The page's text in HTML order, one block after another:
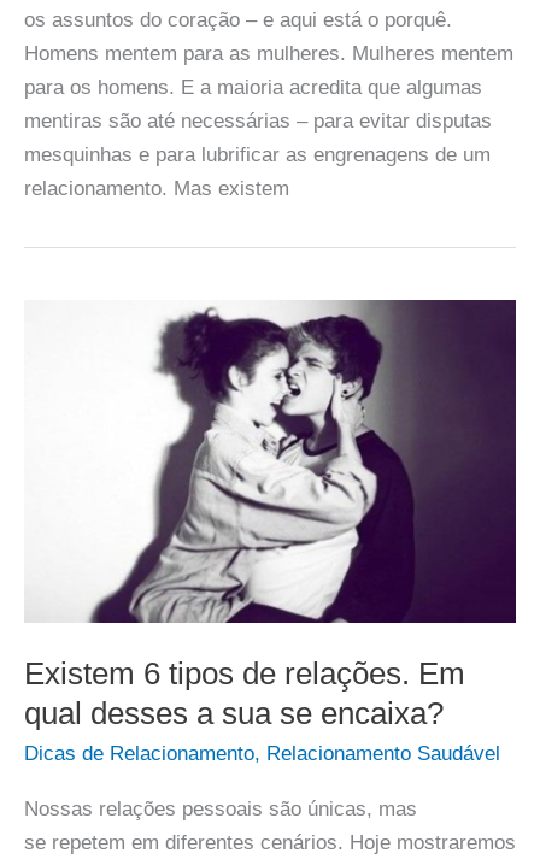
os assuntos do coração – e aqui está o porquê.
Homens mentem para as mulheres. Mulheres mentem
para os homens. E a maioria acredita que algumas
mentiras são até necessárias – para evitar disputas
mesquinhas e para lubrificar as engrenagens de um
relacionamento. Mas existem
Existem 6 tipos de relações. Em
qual desses a sua se encaixa?
Dicas de Relacionamento, Relacionamento Saudável
Nossas relações pessoais são únicas, mas
se repetem em diferentes cenários. Hoje mostraremos